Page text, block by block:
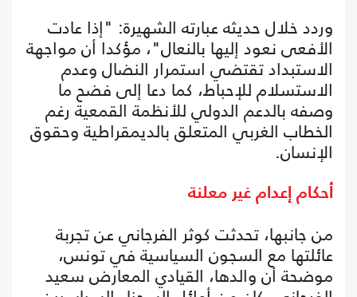
وردد خلال حديثه عبارته الشهيرة: "إذا عادت
الأفعى نعود إليها بالنعال"، مؤكدا أن مواجهة
الاستبداد تقتضي استمرار النضال وعدم
الاستسلام للإحباط، كما دعا إلى فضح ما
وصفه بالدعم الدولي للأنظمة القمعية رغم
الخطاب الغربي المتعلق بالديمقراطية وحقوق
الإنسان.
أحكام إعدام غير معلنة
من جانبها، تحدثت كوثر الفرجاني عن تجربة
عائلتها مع السجون السياسية في تونس،
موضحة أن والدها، القيادي المعارض سعيد